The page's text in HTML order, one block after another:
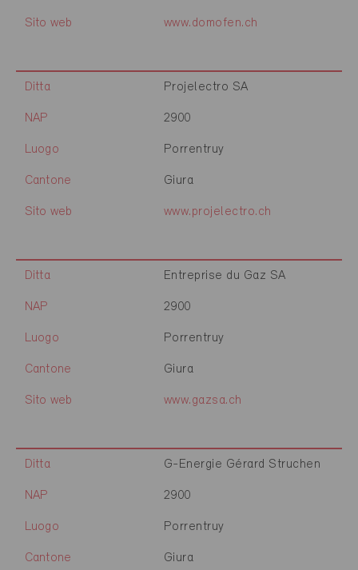
Sito web www.domofen.ch
Ditta Projelectro SA
NAP 2900
Luogo Porrentruy
Cantone Giura
Sito web www.projelectro.ch
Ditta Entreprise du Gaz SA
NAP 2900
Luogo Porrentruy
Cantone Giura
Sito web www.gazsa.ch
Ditta G-Energie Gérard Struchen
NAP 2900
Luogo Porrentruy
Cantone Giura